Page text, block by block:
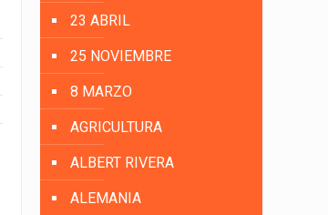
23 ABRIL
25 NOVIEMBRE
8 MARZO
AGRICULTURA
ALBERT RIVERA
ALEMANIA